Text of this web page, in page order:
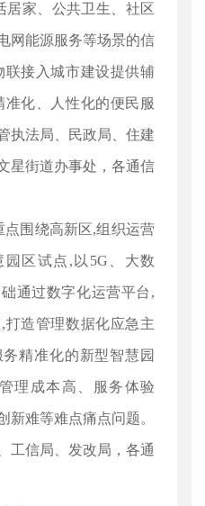
居家、公共卫生、社区
网能源服务等场景的信
联接入城市建设提供辅
化、人性化的便民服
执法局、民政局、住建
星街道办事处，各通信
点围绕高新区,组织运营
区试点,以5G、大数
通过数字化运营平台,
造管理数据化应急主
精准化的新型智慧园
理成本高、服务体验
新难等难点痛点问题。
工信局、发改局，各通